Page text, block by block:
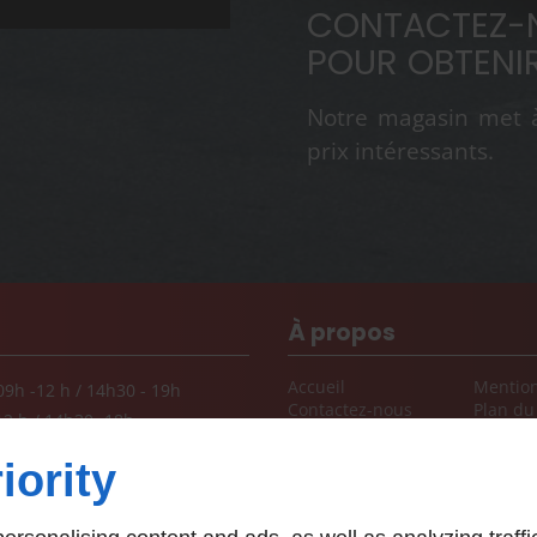
CONTACTEZ-
POUR
Notre magasin met
prix intéressants.
-12 h / 14h30 - 19h
h / 14h30 -18h
À propos
Accueil
Contactez-nous
Plan